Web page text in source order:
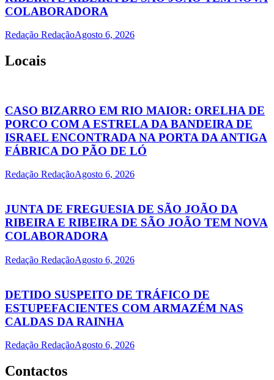
COLABORADORA
Redação RedaçãoAgosto 6, 2026
Locais
CASO BIZARRO EM RIO MAIOR: ORELHA DE
PORCO COM A ESTRELA DA BANDEIRA DE
ISRAEL ENCONTRADA NA PORTA DA ANTIGA
FÁBRICA DO PÃO DE LÓ
Redação RedaçãoAgosto 6, 2026
JUNTA DE FREGUESIA DE SÃO JOÃO DA
RIBEIRA E RIBEIRA DE SÃO JOÃO TEM NOVA
COLABORADORA
Redação RedaçãoAgosto 6, 2026
DETIDO SUSPEITO DE TRÁFICO DE
ESTUPEFACIENTES COM ARMAZÉM NAS
CALDAS DA RAINHA
Redação RedaçãoAgosto 6, 2026
Contactos